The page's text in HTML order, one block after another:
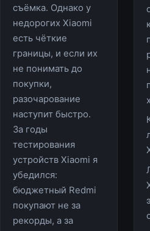
съёмка. Однако у
недорогих Xiaomi
есть чёткие
границы, и если их
не понимать до
покупки,
разочарование
наступит быстро.
За годы
тестирования
устройств Xiaomi я
убедился:
бюджетный Redmi
покупают не за
рекорды, а за